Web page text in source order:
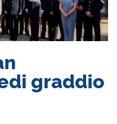
graddio